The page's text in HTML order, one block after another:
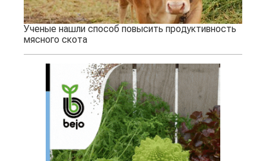
Ученые нашли способ повысить продуктивность
мясного скота